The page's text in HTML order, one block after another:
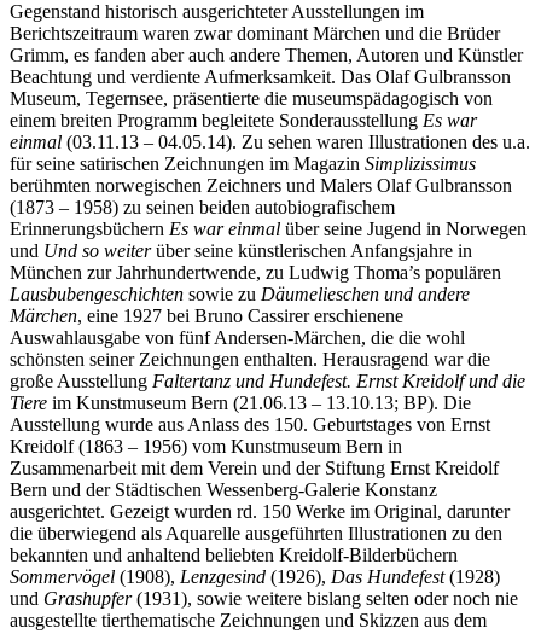
Gegenstand historisch ausgerichteter Ausstellungen im
Berichtszeitraum waren zwar dominant Märchen und die Brüder
Grimm, es fanden aber auch andere Themen, Autoren und Künstler
Beachtung und verdiente Aufmerksamkeit. Das Olaf Gulbransson
Museum, Tegernsee, präsentierte die museumspädagogisch von
einem breiten Programm begleitete Sonderausstellung Es war
einmal (03.11.13 – 04.05.14). Zu sehen waren Illustrationen des u.a.
für seine satirischen Zeichnungen im Magazin Simplizissimus
berühmten norwegischen Zeichners und Malers Olaf Gulbransson
(1873 – 1958) zu seinen beiden autobiografischem
Erinnerungsbüchern Es war einmal über seine Jugend in Norwegen
und Und so weiterüber seine künstlerischen Anfangsjahre in
München zur Jahrhundertwende, zu Ludwig Thoma’s populären
Lausbubengeschichten sowie zu Däumelieschen und andere
Märchen, eine 1927 bei Bruno Cassirer erschienene
Auswahlausgabe von fünf Andersen-Märchen, die die wohl
schönsten seiner Zeichnungen enthalten. Herausragend war die
große Ausstellung Faltertanz und Hundefest. Ernst Kreidolf und die
Tiere im Kunstmuseum Bern (21.06.13 – 13.10.13; BP). Die
Ausstellung wurde aus Anlass des 150. Geburtstages von Ernst
Kreidolf (1863 – 1956) vom Kunstmuseum Bern in
Zusammenarbeit mit dem Verein und der Stiftung Ernst Kreidolf
Bern und der Städtischen Wessenberg-Galerie Konstanz
ausgerichtet. Gezeigt wurden rd. 150 Werke im Original, darunter
die überwiegend als Aquarelle ausgeführten Illustrationen zu den
bekannten und anhaltend beliebten Kreidolf-Bilderbüchern
Sommervögel (1908), Lenzgesind (1926), Das Hundefest(1928)
und Grashupfer(1931), sowie weitere bislang selten oder noch nie
ausgestellte tierthematische Zeichnungen und Skizzen aus dem